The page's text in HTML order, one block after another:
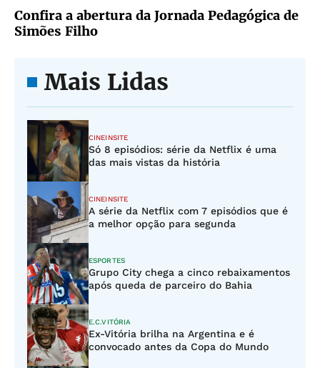
Confira a abertura da Jornada Pedagógica de
Simões Filho
Mais Lidas
CINEINSITE
Só 8 episódios: série da Netflix é uma
das mais vistas da história
CINEINSITE
A série da Netflix com 7 episódios que é
a melhor opção para segunda
ESPORTES
Grupo City chega a cinco rebaixamentos
após queda de parceiro do Bahia
E.C.VITÓRIA
Ex-Vitória brilha na Argentina e é
convocado antes da Copa do Mundo